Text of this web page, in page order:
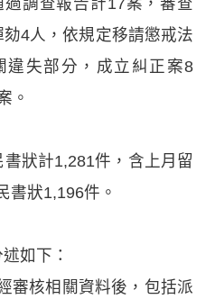
4人，依規定移請懲戒法
違失部分，成立糾正案8
。
狀計1,281件，含上月留
書狀1,196件。
如下：
審核相關資料後，包括派